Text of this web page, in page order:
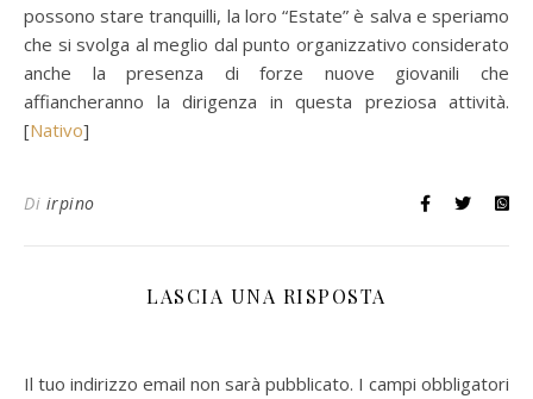
possono stare tranquilli, la loro “Estate” è salva e speriamo
che si svolga al meglio dal punto organizzativo considerato
anche la presenza di forze nuove giovanili che
affiancheranno la dirigenza in questa preziosa attività.
[Nativo]
Di irpino
LASCIA UNA RISPOSTA
Il tuo indirizzo email non sarà pubblicato. I campi obbligatori